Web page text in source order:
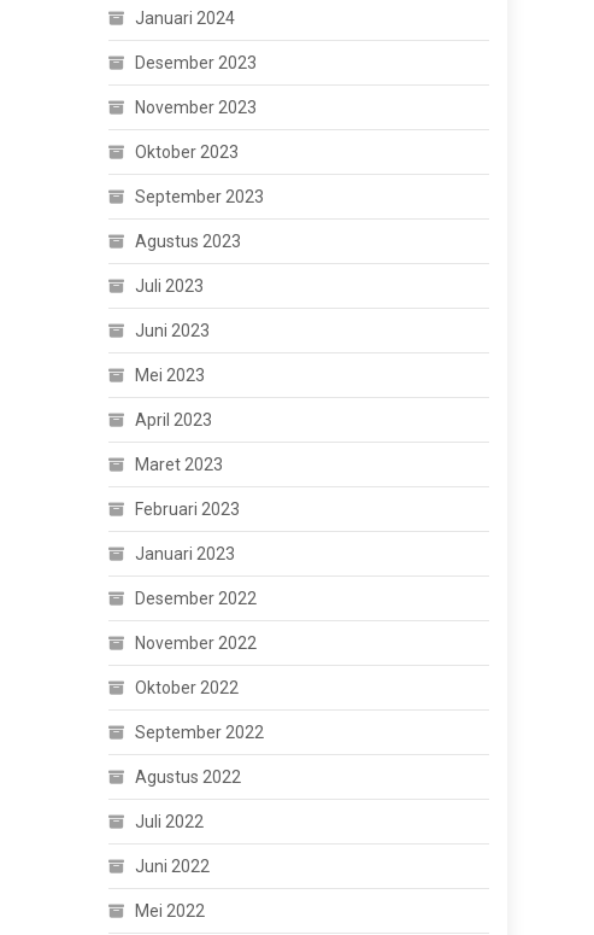
Januari 2024
Desember 2023
November 2023
Oktober 2023
September 2023
Agustus 2023
Juli 2023
Juni 2023
Mei 2023
April 2023
Maret 2023
Februari 2023
Januari 2023
Desember 2022
November 2022
Oktober 2022
September 2022
Agustus 2022
Juli 2022
Juni 2022
Mei 2022